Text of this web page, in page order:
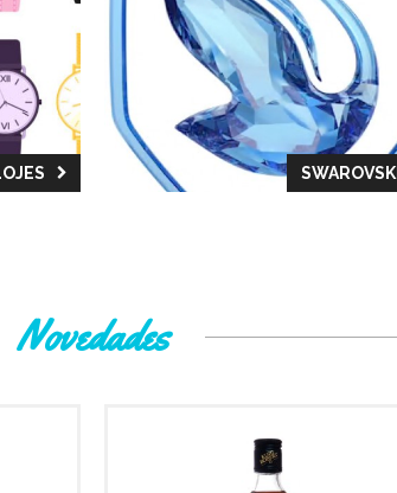
SWAROVSKI
Novedades